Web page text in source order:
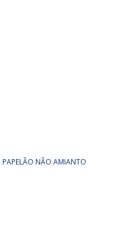
NÃO AMIANTO